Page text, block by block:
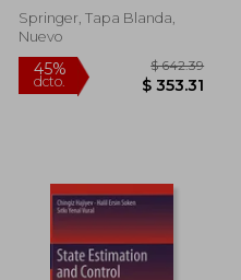
45%
dcto.
Inglés)
Krishna, P. Vamsi
Springer, Tapa Blanda,
Nuevo